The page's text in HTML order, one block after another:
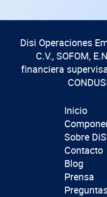
Inicio
Sobre
Contacto
Blog
Prensa
Disi Operaciones
C.V., SOFOM,
financiera